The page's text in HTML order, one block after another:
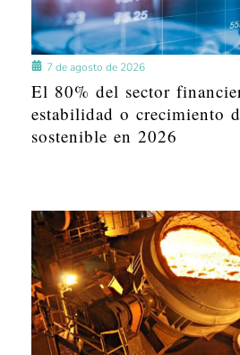
7 de agosto de 2026
El 80% del sector
estabilidad o crecimiento
sostenible en 2026